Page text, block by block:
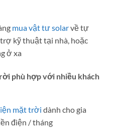
mua vật tư solarvề tự
kỹ thuật tại nhà, hoặc
ở xa
phù hợp với nhiều khách
mặt trời dành cho gia
điện / tháng